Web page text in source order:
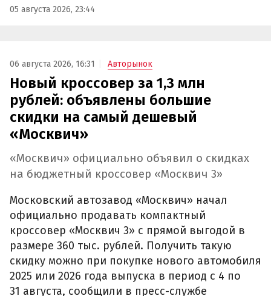
05 августа 2026, 23:44
06 августа 2026, 16:31 Авторынок
Новый кроссовер за 1,3 млн
рублей: объявлены большие
скидки на самый дешевый
«Москвич»
«Москвич» официально объявил о скидках
на бюджетный кроссовер «Москвич 3»
Московский автозавод «Москвич» начал
официально продавать компактный
кроссовер «Москвич 3» с прямой выгодой в
размере 360 тыс. рублей. Получить такую
скидку можно при покупке нового автомобиля
2025 или 2026 года выпуска в период с 4 по
31 августа, сообщили в пресс-службе